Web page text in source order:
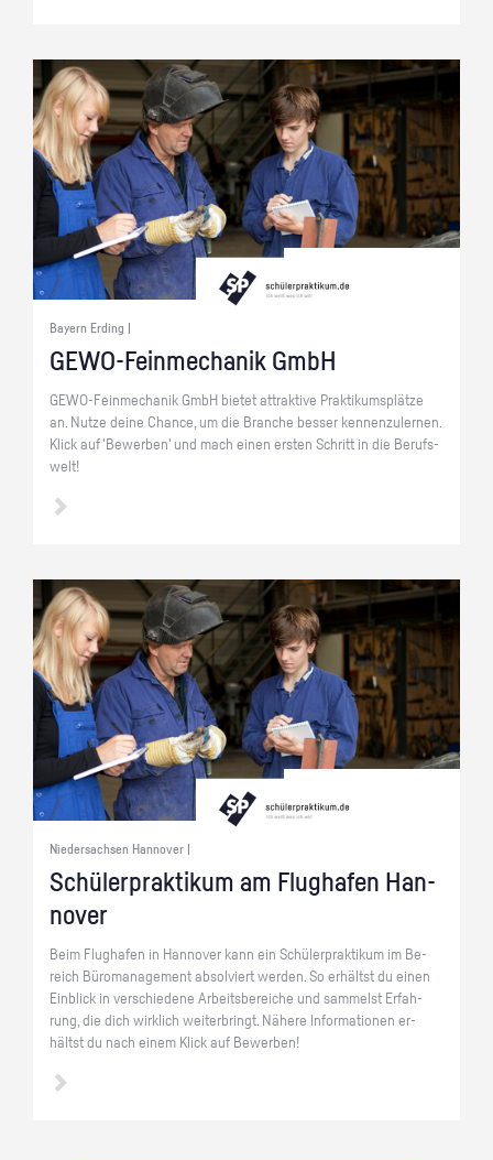
Bayern Erding |
GE­WO-Fein­me­cha­nik GmbH
GE­WO-Fein­me­cha­nik GmbH bie­tet at­trak­ti­ve Prak­ti­kums­plät­ze
an. Nutze deine Chan­ce, um die Bran­che bes­ser ken­nen­zu­ler­nen.
Klick auf 'Be­wer­ben' und mach einen ers­ten Schritt in die Be­rufs­
welt!
Niedersachsen Hannover |
Schü­ler­prak­ti­kum am Flug­ha­fen Han­
no­ver
Beim Flug­ha­fen in Han­no­ver kann ein Schü­ler­prak­ti­kum im Be­
reich Bü­ro­ma­nage­ment ab­sol­viert wer­den. So er­hältst du einen
Ein­blick in ver­schie­de­ne Ar­beits­be­rei­che und sam­melst Er­fah­
rung, die dich wirk­lich wei­ter­bringt. Nä­he­re In­for­ma­tio­nen er­
hältst du nach einem Klick auf Be­wer­ben!